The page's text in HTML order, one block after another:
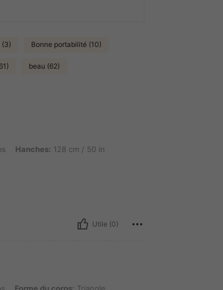
(3) Bonne portabilité (10)
beau (62)
/ 50 in, Taille: 106 cm / 42 in, Buste: 122 cm / 48.0 in, Couleur:
Hanches: 128 cm / 50 in
Utile (0)
Triangle, Buste: 128 cm / 50.4 in, Taille: 108 cm / 43 in,
Forme du corps: Triangle